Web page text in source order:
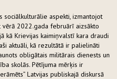
sociālkulturālie aspekti, izmantojot
2022.gada februārī aizsākto
kā Krievijas kaimiņvalstī kara draudi
aktuāli, kā rezultātā ir palielināti
obligātais militārais dienests un
skolās. Pētījuma mērķis ir
Latvijas publiskajā diskursā